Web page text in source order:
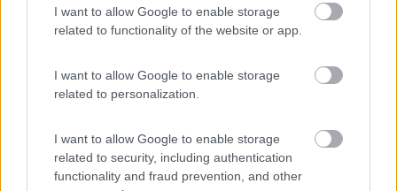
I want to allow Google to enable storage
related to functionality of the website or app.
I want to allow Google to enable storage
related to personalization.
I want to allow Google to enable storage
related to security, including authentication
functionality and fraud prevention, and other
anche io sono in astinenza nipoti e pesa proprio tanto
Turbo Arturo 66
Inserito il 18/04/2021 alle: 17:43:24
In risposta al messaggio diUmmagammadel 18/04/2021